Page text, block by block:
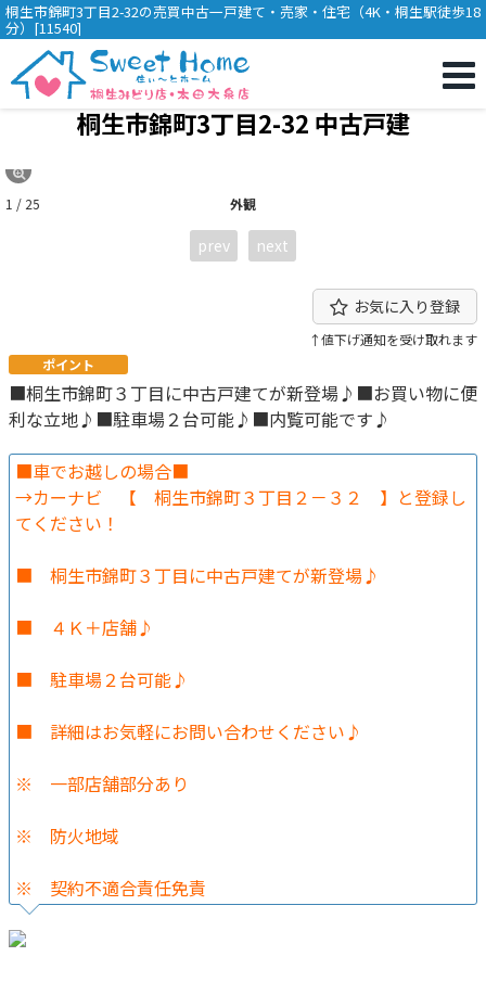
桐生市錦町3丁目2-32の売買中古一戸建て・売家・住宅（4K・桐生駅徒歩18
分）[11540]
桐生市錦町3丁目2-32 中古戸建
外観
1 / 25
prev next
お気に入り登録
↑値下げ通知を受け取れます
ポイント
■桐生市錦町３丁目に中古戸建てが新登場♪■お買い物に便
利な立地♪■駐車場２台可能♪■内覧可能です♪
■車でお越しの場合■
→カーナビ 【 桐生市錦町３丁目２－３２ 】と登録し
てください！
■ 桐生市錦町３丁目に中古戸建てが新登場♪
■ ４Ｋ＋店舗♪
■ 駐車場２台可能♪
■ 詳細はお気軽にお問い合わせください♪
※ 一部店舗部分あり
※ 防火地域
※ 契約不適合責任免責